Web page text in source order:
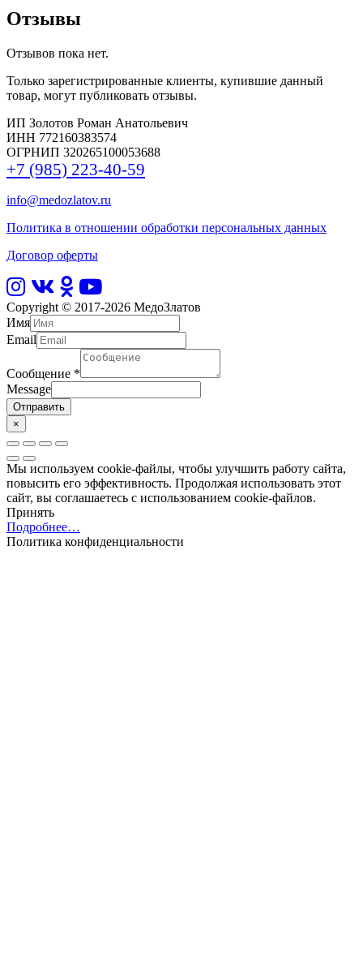
Отзывы
Отзывов пока нет.
Только зарегистрированные клиенты, купившие данный
товар, могут публиковать отзывы.
ИП Золотов Роман Анатольевич
ИНН 772160383574
ОГРНИП 320265100053688
+7 (985) 223-40-59
info@medozlatov.ru
Политика в отношении обработки персональных данных
Договор оферты
Copyright © 2017-2026 МедоЗлатов
Имя
Email
Сообщение *
Message
Отправить
×
Мы используем cookie-файлы, чтобы улучшить работу сайта,
повысить его эффективность. Продолжая использовать этот
сайт, вы соглашаетесь с использованием cookie-файлов.
Принять
Подробнее…
Политика конфиденциальности